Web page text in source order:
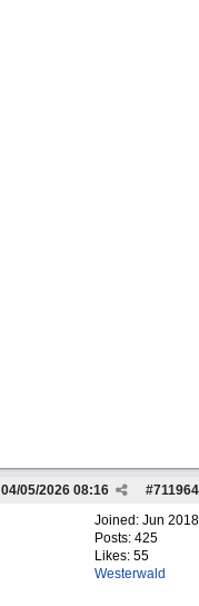
#711964
04/05/2026 08:16
Joined: Jun 2018
Posts: 425
Likes: 55
Westerwald